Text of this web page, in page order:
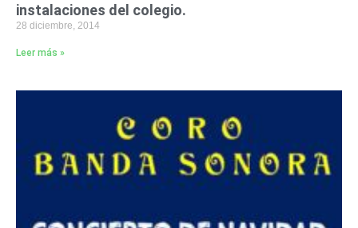
instalaciones del colegio.
28 diciembre, 2014
Leer más »